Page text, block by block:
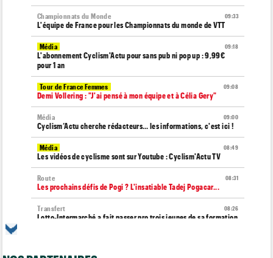
09:33
Championnats du Monde
L'équipe de France pour les Championnats du monde de VTT
09:18
Média
L'abonnement Cyclism'Actu pour sans pub ni pop up : 9,99€
pour 1 an
09:08
Tour de France Femmes
Demi Vollering : "J'ai pensé à mon équipe et à Célia Gery"
09:00
Média
Cyclism’Actu cherche rédacteurs… les informations, c'est ici !
08:49
Média
Les vidéos de cyclisme sont sur Youtube : Cyclism'Actu TV
08:31
Route
Les prochains défis de Pogi ? L'insatiable Tadej Pogacar...
08:26
Transfert
Lotto-Intermarché a fait passer pro trois jeunes de sa formation